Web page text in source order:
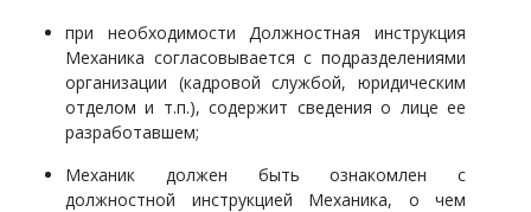
при необходимости Должностная инструкция
Механика согласовывается с подразделениями
организации (кадровой службой, юридическим
отделом и т.п.), содержит сведения о лице ее
разработавшем;
Механик должен быть ознакомлен с
должностной инструкцией Механика, о чем